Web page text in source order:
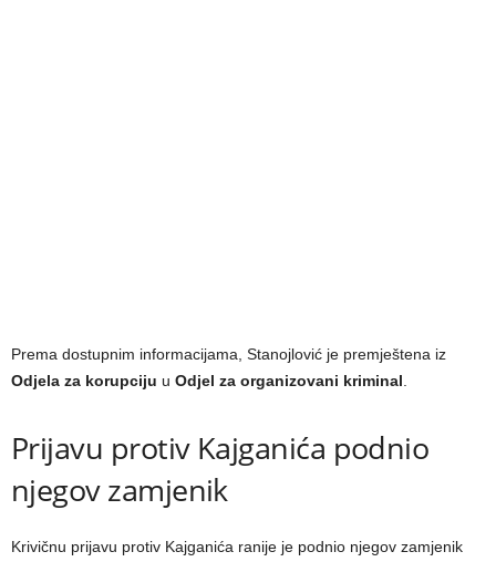
Prema dostupnim informacijama, Stanojlović je premještena iz
Odjela za korupciju u Odjel za organizovani kriminal
Prijavu protiv Kajganića podnio
njegov zamjenik
Krivičnu prijavu protiv Kajganića ranije je podnio njegov zamjenik